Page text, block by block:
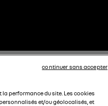
performance du site. Les cookies
et/ou géolocalisés, et
continuer sans accepter